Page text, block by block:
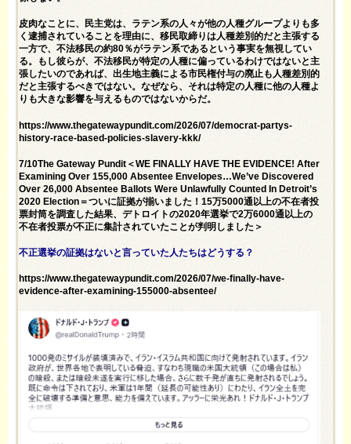
皮肉なことに、民主党は、ラテン系の人々が他の人種グループよりも多
く逮捕されていることを理由に、移民取締りは人種差別的だと主張する
一方で、不法移民の約80％がラテン系であるという事実を無視してい
る。もし彼らが、不法移民が特定の人種に偏っているわけではないと主
張したいのであれば、出生地主義による市民権付与の廃止も人種差別的
だと主張するべきではない。なぜなら、それは特定の人種に他の人種よ
りも大きな影響を与えるものではないからだ。
https://www.thegatewaypundit.com/2026/07/democrat-partys-
history-race-based-policies-slavery-kkk/
7/10The Gateway Pundit＜WE FINALLY HAVE THE EVIDENCE! After
Examining Over 155,000 Absentee Envelopes…We’ve Discovered
Over 26,000 Absentee Ballots Were Unlawfully Counted In Detroit’s
2020 Election＝ついに証拠が揃いました！15万5000通以上の不在者投
票封筒を調査した結果、デトロイトの2020年選挙で2万6000通以上の
不在者投票が不正に集計されていたことが判明しました＞
不正選挙の証拠はないと言っていた人たちはどうする？
https://www.thegatewaypundit.com/2026/07/we-finally-have-
evidence-after-examining-155000-absentee/